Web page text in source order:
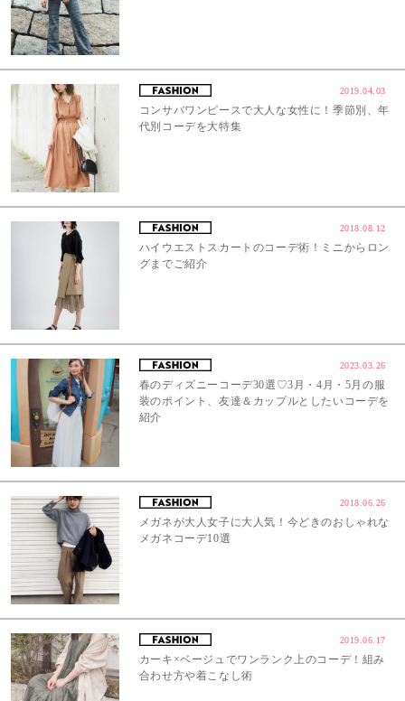
2019.04.03
コンサバワンピースで大人な女性に！季節別、年
代別コーデを大特集
2018.08.12
ハイウエストスカートのコーデ術！ミニからロン
グまでご紹介
2023.03.26
春のディズニーコーデ30選♡3月・4月・5月の服
装のポイント、友達＆カップルとしたいコーデを
紹介
2018.06.26
メガネが大人女子に大人気！今どきのおしゃれな
メガネコーデ10選
2019.06.17
カーキ×ベージュでワンランク上のコーデ！組み
合わせ方や着こなし術